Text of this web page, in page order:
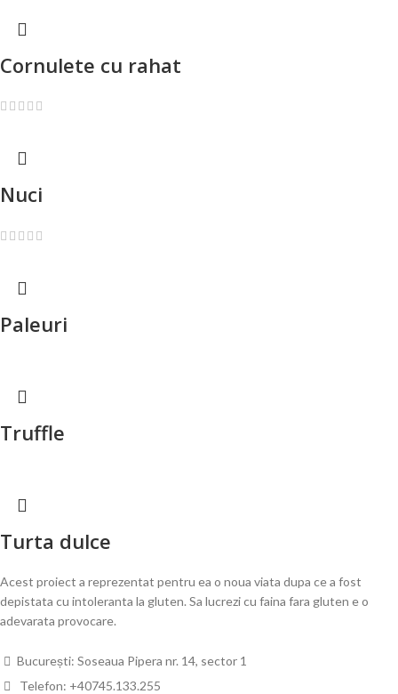
Cornulete cu rahat
Nuci
Paleuri
Truffle
Turta dulce
Acest proiect a reprezentat pentru ea o noua viata dupa ce a fost
depistata cu intoleranta la gluten. Sa lucrezi cu faina fara gluten e o
adevarata provocare.
București: Soseaua Pipera nr. 14, sector 1
Telefon: +40745.133.255